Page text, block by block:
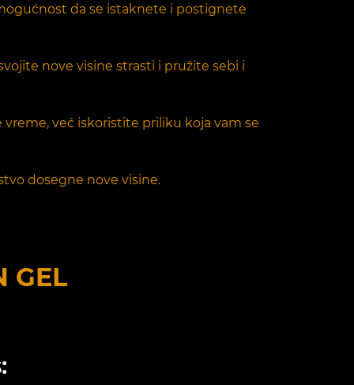
da se istaknete i postignete
nove visine strasti i pružite sebi i
već iskoristite priliku koja vam se
dosegne nove visine.
GEL